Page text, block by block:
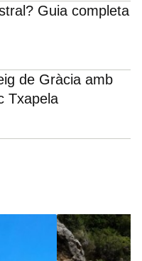
Guia completa
de Gràcia amb
Txapela